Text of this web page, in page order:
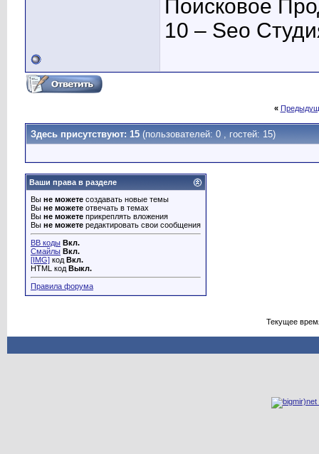
Поисковое
10 – Seo
«
Здесь присутствуют: 15 (пользователей: 0 , гостей: 15)
Ваши права в разделе
Вы не можете создавать новые темы
Вы не можете отвечать в темах
Вы не можете прикреплять вложения
Вы не можете редактировать свои сообщения
BB коды Вкл.
Смайлы Вкл.
[IMG] код Вкл.
HTML код Выкл.
Правила форума
Текущее